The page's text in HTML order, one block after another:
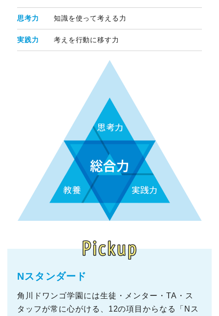
思考力 知識を使って考える力
実践力 考えを行動に移す力
Nスタンダード
角川ドワンゴ学園には生徒・メンター・TA・ス
タッフが常に心がける、12の項目からなる「Nス